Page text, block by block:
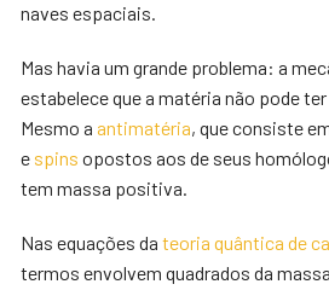
naves espaciais.
Mas havia um grande problema: a
estabelece que a matéria não pode
Mesmo aantimatéria, que consiste
e spins opostos aos de seus
tem massa positiva.
Nas equações dateoria quântica de
termos envolvem quadrados da